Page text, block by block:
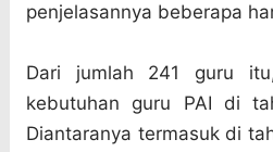
penjelasannya beberapa
Dari jumlah 241 guru
kebutuhan guru PAI di
Diantaranya termasuk di